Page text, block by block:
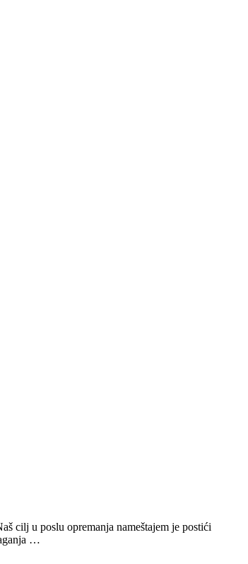
cilj u poslu opremanja nameštajem je postići
…